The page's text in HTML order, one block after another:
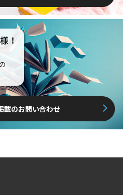
！
載のお問い合わせ